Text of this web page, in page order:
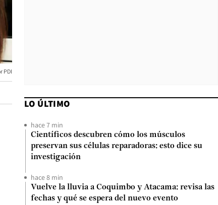
PDI
LO ÚLTIMO
hace 7 min
Científicos descubren cómo los músculos
preservan sus células reparadoras: esto dice su
investigación
hace 8 min
Vuelve la lluvia a Coquimbo y Atacama: revisa las
fechas y qué se espera del nuevo evento